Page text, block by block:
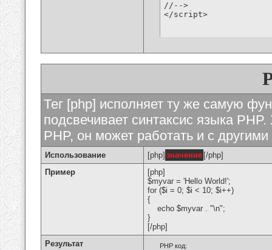
//-->
</script>
Тег [php] исполняет ту же самую
подсвечивает синтаксис языка
PHP, он может работать и с
Использование [php] значение [/php]
Пример
[php]
$myvar = 'Hello World!';
for ($i = 0; $i < 10; $i++)
{
echo $myvar . "\n";
}
[/php]
Результат
PHP код: